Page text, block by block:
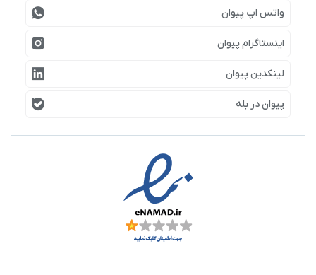
واتس اپ پیوان
اینستاگرام پیوان
لینکدین پیوان
پیوان در بله